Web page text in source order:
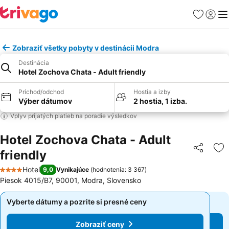
Obľúbené
Zobraziť všetky pobyty v destinácii Modra
Destinácia
Hotel Zochova Chata - Adult friendly
Príchod/odchod
Výber dátumov
Hostia a izby
2 hostia, 1 izba.
Vplyv prijatých platieb na poradie výsledkov
Hotel Zochova Chata - Adult
friendly
Zdieľať
4 Počet hviezdičiek
Hotel 9,0 Vynikajúce (hodnotenia: 3 367)
Piesok 4015/B7, 90001, Modra, Slovensko
Vyberte dátumy a pozrite si presné ceny
Zobraziť ceny
Vyberte dátumy a pozrite si presné ceny
Zobraziť ceny